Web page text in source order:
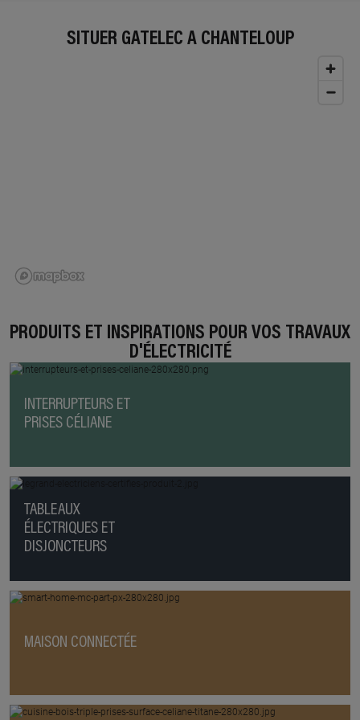
SITUER GATELEC À CHANTELOUP
PRODUITS ET INSPIRATIONS POUR VOS TRAVAUX
D'ÉLECTRICITÉ
INTERRUPTEURS ET
PRISES CÉLIANE
TABLEAUX
ÉLECTRIQUES ET
DISJONCTEURS
MAISON CONNECTÉE